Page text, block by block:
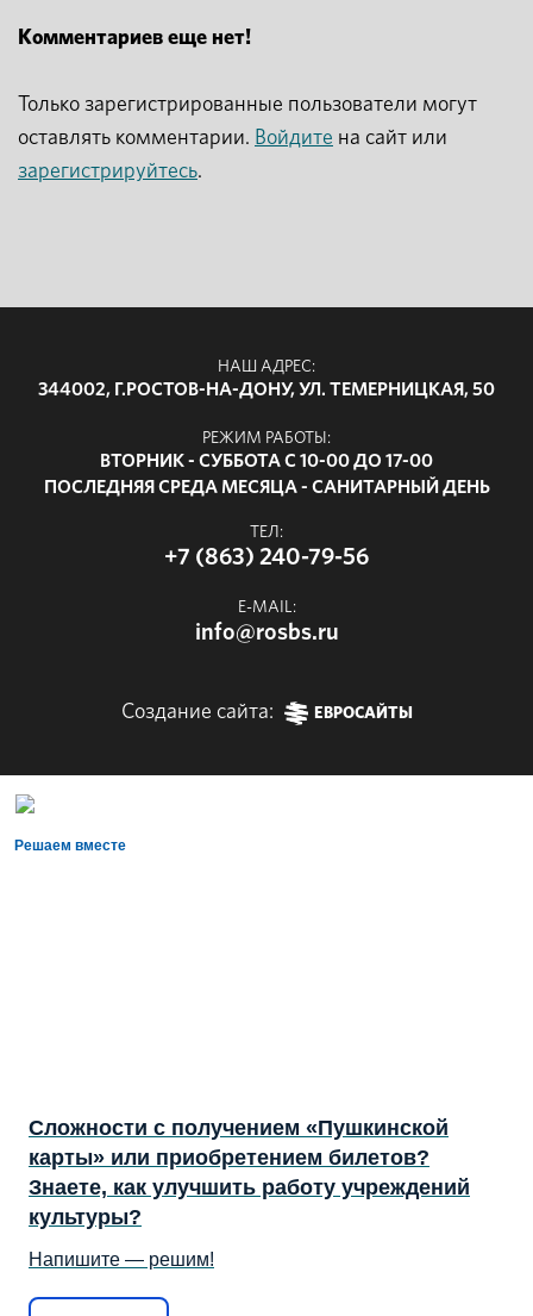
Комментариев еще нет!
Только зарегистрированные пользователи могут
оставлять комментарии. Войдите на сайт или
зарегистрируйтесь.
НАШ АДРЕС:
344002, Г.РОСТОВ-НА-ДОНУ, УЛ. ТЕМЕРНИЦКАЯ, 50
РЕЖИМ РАБОТЫ:
ВТОРНИК - СУББОТА С 10-00 ДО 17-00
ПОСЛЕДНЯЯ СРЕДА МЕСЯЦА - САНИТАРНЫЙ ДЕНЬ
ТЕЛ:
+7 (863) 240-79-56
E-MAIL:
info@rosbs.ru
Создание сайта: ЕВРОСАЙТЫ
Решаем вместе
Сложности с получением «Пушкинской
карты» или приобретением билетов?
Знаете, как улучшить работу учреждений
культуры?
Напишите — решим!